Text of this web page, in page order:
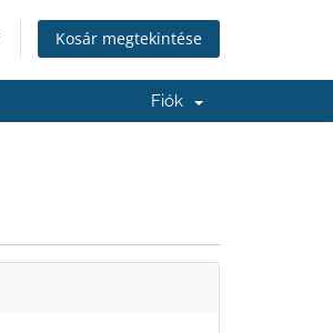
Kosár megtekintése
Fiók